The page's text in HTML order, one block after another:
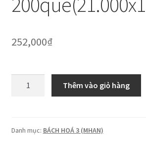
252,000₫
que
Thêm vào giỏ hàng
Danh mục: BÁCH HOÁ 3 (MHAN)